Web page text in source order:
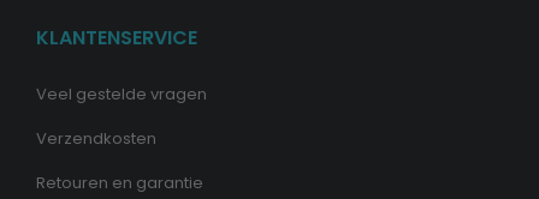
KLANTENSERVICE
Veel gestelde vragen
Verzendkosten
Retouren en garantie